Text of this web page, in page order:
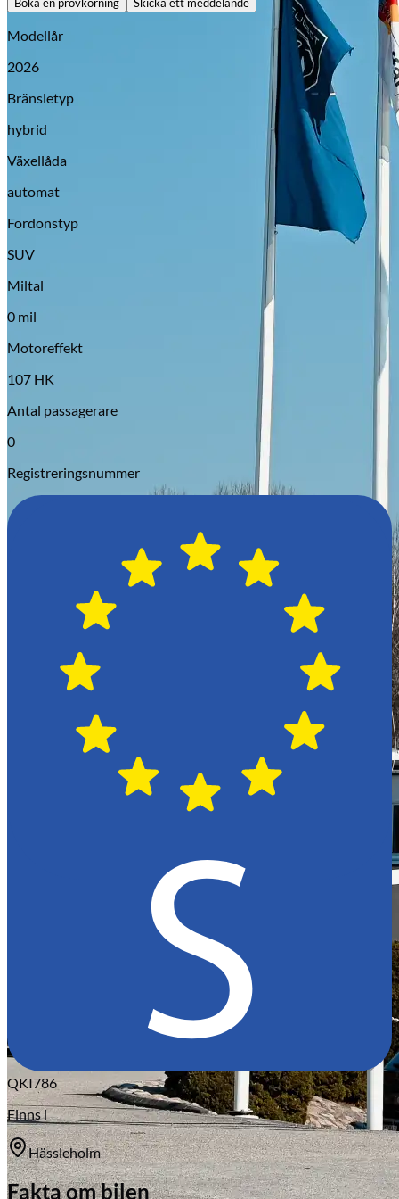
Modellår
2026
Bränsletyp
hybrid
Växellåda
automat
Fordonstyp
SUV
Miltal
0 mil
Motoreffekt
107 HK
Antal passagerare
0
Registreringsnummer
QKI786
Finns i
Hässleholm
Fakta om bilen